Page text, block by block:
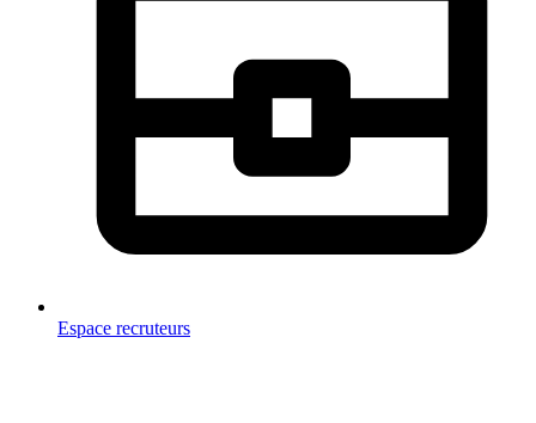
Espace recruteurs